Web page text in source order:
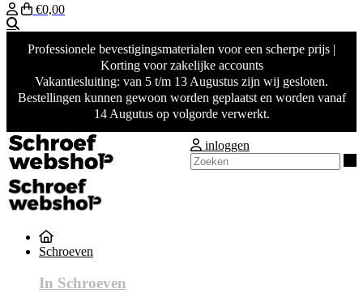
€0,00
Professionele bevestigingsmaterialen voor een scherpe prijs |
Korting voor zakelijke accounts
Vakantiesluiting: van 5 t/m 13 Augustus zijn wij gesloten.
Bestellingen kunnen gewoon worden geplaatst en worden vanaf
14 Augutus op volgorde verwerkt.
inloggen
Schroeven
In Schroeven